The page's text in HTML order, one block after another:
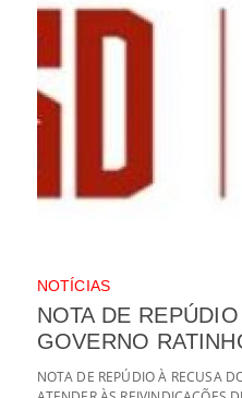
NOTÍCIAS
NOTA DE
GOVERNO
NOTA DE REPÚDIO À RECUSA